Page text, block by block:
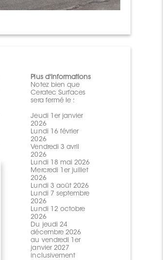
Plus d'informations
Notez bien que
Ceratec Surfaces
sera fermé le :
Jeudi 1er janvier
2026
Lundi 16 février
2026
Vendredi 3 avril
2026
Lundi 18 mai 2026
Mercredi 1er juillet
2026
Lundi 3 août 2026
Lundi 7 septembre
2026
Lundi 12 octobre
2026
Du jeudi 24
décembre 2026
au vendredi 1er
janvier 2027
inclusivement